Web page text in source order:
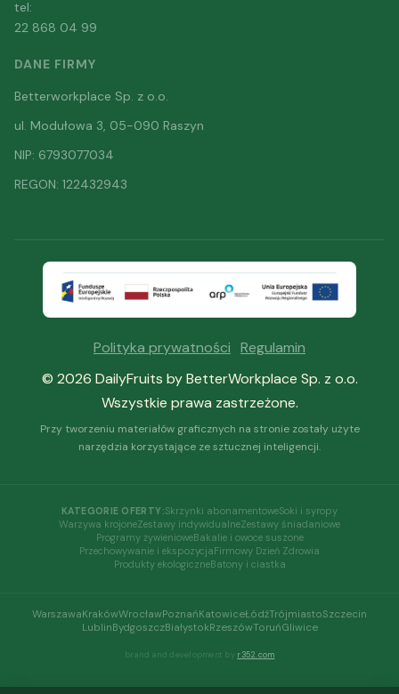
tel:
22 868 04 99
DANE FIRMY
Betterworkplace Sp. z o.o.
ul. Modułowa 3, 05-090 Raszyn
NIP: 6793077034
REGON: 122432943
Polityka prywatności · Regulamin
© 2026 DailyFruits by BetterWorkplace Sp. z o.o.
Wszystkie prawa zastrzeżone.
Przy tworzeniu materiałów graficznych na stronie zostały użyte
narzędzia korzystające ze sztucznej inteligencji.
KATEGORIE OFERTY:Skrzynki abonamentoweSoki i syropy
Warzywa krojoneZestawy indywidualneZestawy śniadaniowe
Programy żywienioweBakalie i owoce suszone
Przechowywanie i ekspozycjaFirmowy Dzień Zdrowia
Produkty ekologiczneBatony i ciastka
WarszawaKrakówWrocławPoznańKatowiceŁódźTrójmiastoSzczecin
LublinBydgoszczBiałystokRzeszówToruńGliwice
brand and development by r352.com